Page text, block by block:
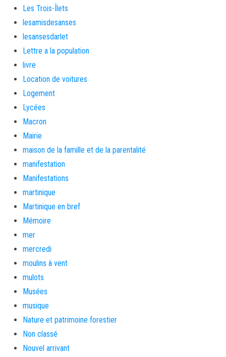
Les Trois-Îlets
lesamisdesanses
lesansesdarlet
Lettre a la population
livre
Location de voitures
Logement
Lycées
Macron
Mairie
maison de la famille et de la parentalité
manifestation
Manifestations
martinique
Martinique en bref
Mémoire
mer
mercredi
moulins à vent
mulots
Musées
musique
Nature et patrimoine forestier
Non classé
Nouvel arrivant